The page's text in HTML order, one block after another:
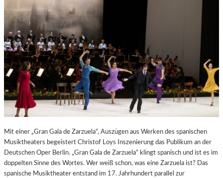
T
–
K
O
Z
E
K
Mit einer „Gran Gala de Zarzuela“, Auszügen aus Werken des spanischen
Musiktheaters begeistert Christof Loys Inszenierung das Publikum an der
Deutschen Oper Berlin. „Gran Gala de Zarzuela“ klingt spanisch und ist es im
doppelten Sinne des Wortes. Wer weiß schon, was eine Zarzuela ist? Das
spanische Musiktheater entstand im 17. Jahrhundert parallel zur